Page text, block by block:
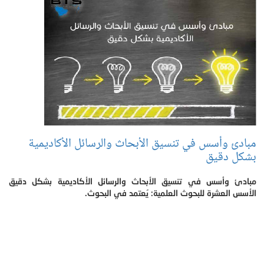
مبادئ وأسس في تنسيق الأبحاث والرسائل الأكاديمية
بشكل دقيق
مبادئ وأسس في تنسيق الأبحاث والرسائل الأكاديمية بشكل دقيق
الأسس العشرة للبحوث العلمية: يُعتمد في البحوث.